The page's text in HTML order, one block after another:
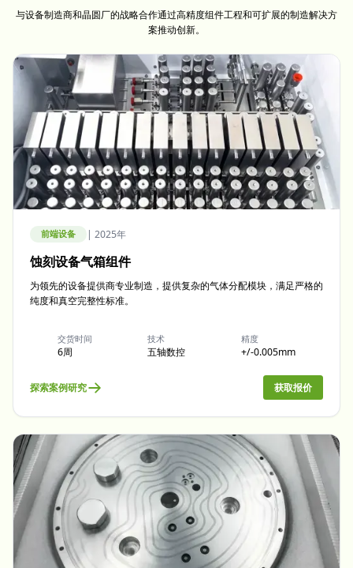
与设备制造商和晶圆厂的战略合作通过高精度组件工程和可扩展的制造解决方
案推动创新。
前端设备 | 2025年
蚀刻设备气箱组件
为领先的设备提供商专业制造，提供复杂的气体分配模块，满足严格的
纯度和真空完整性标准。
交货时间
6周
技术
五轴数控
精度
+/-0.005mm
探索案例研究 获取报价